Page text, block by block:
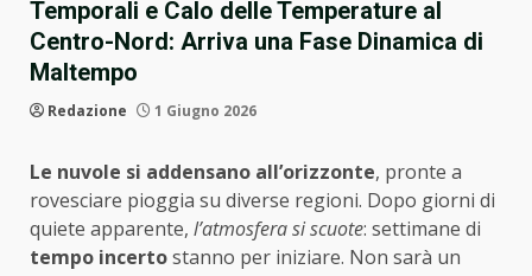
Temporali e Calo delle Temperature al
Centro-Nord: Arriva una Fase Dinamica di
Maltempo
Redazione 1 Giugno 2026
Le nuvole si addensano all’orizzonte, pronte a
rovesciare pioggia su diverse regioni. Dopo giorni di
quiete apparente, l’atmosfera si scuote: settimane di
tempo incertostanno per iniziare. Non sarà un